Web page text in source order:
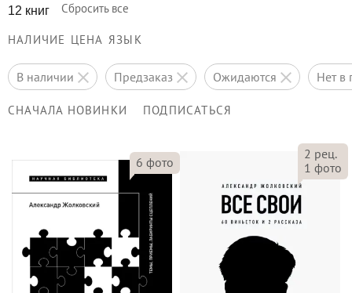
12 книг Сбросить все
НАЛИЧИЕ ЦЕНА ЯЗЫК
в наличии предзаказ ожидаются нет
СНАЧАЛА НОВИНКИ ПОДПИСАТЬСЯ
6 фото
2 рец.
1 фото